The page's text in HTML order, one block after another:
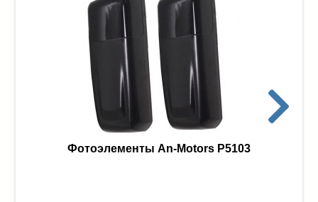
Фотоэлементы An-Motors P5103